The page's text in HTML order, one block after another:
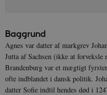
Baggrund
Agnes var datter af markgrev
Jutta af Sachsen (ikke at
Brandenburg var et mægtigt
ofte indblandet i dansk politik.
datter Sofie indtil hendes død i